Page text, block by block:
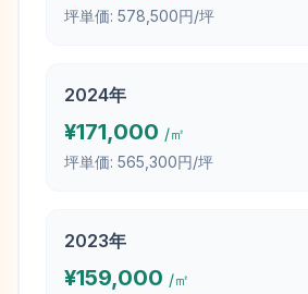
坪単価: 578,500円/坪
2024年
¥171,000 /㎡
坪単価: 565,300円/坪
2023年
¥159,000 /㎡